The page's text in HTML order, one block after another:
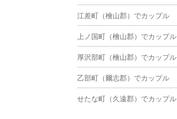
江差町（檜山郡）でカップル
上ノ国町（檜山郡）でカップル
厚沢部町（檜山郡）でカップル
乙部町（爾志郡）でカップル
せたな町（久遠郡）でカップル